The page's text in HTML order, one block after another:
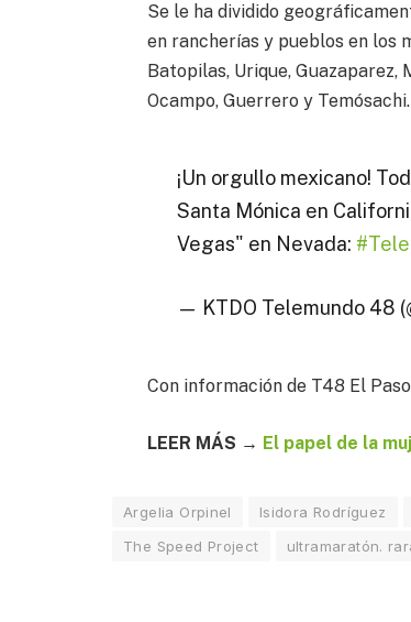
Se le ha dividido
en rancherías y pueblos en los
Batopilas, Urique, Guazaparez,
Ocampo, Guerrero y Temósachi.
¡Un orgullo mexicano!
Santa Mónica en
Vegas" en Nevada:
— KTDO Telemundo 48
Con información de T48 El Paso
LEER MÁS → El papel de la
Argelia Orpinel Isidora Rodríguez
The Speed Project
ultramaratón.